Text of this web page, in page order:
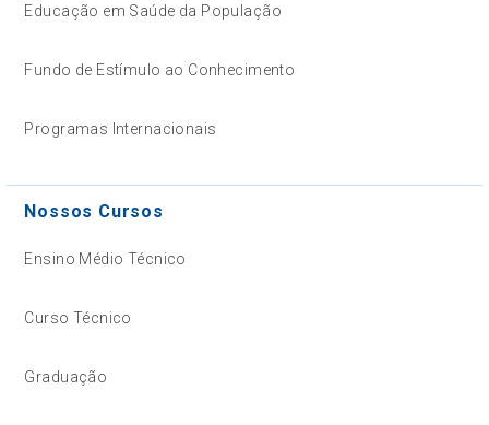
Educação em Saúde da População
Fundo de Estímulo ao Conhecimento
Programas Internacionais
Nossos Cursos
Ensino Médio Técnico
Curso Técnico
Graduação